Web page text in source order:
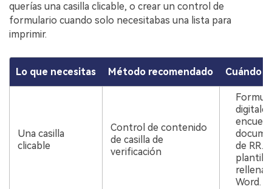
querías una casilla clicable, o crear un control de
formulario cuando solo necesitabas una lista para
imprimir.
Lo que necesitas Método recomendado Cuándo
Una casilla
clicable
Control de contenido
de casilla de
verificación
de RR.
Word.